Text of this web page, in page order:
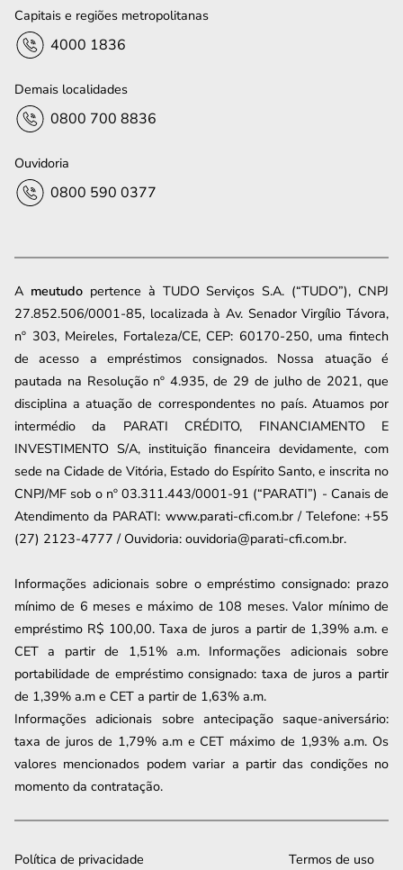
Capitais e regiões metropolitanas
4000 1836
Demais localidades
0800 700 8836
Ouvidoria
0800 590 0377
A meutudopertence à TUDO Serviços S.A. (“TUDO”), CNPJ
27.852.506/0001-85, localizada à Av. Senador Virgílio Távora,
nº 303, Meireles, Fortaleza/CE, CEP: 60170-250, uma fintech
de acesso a empréstimos consignados. Nossa atuação é
pautada na Resolução nº 4.935, de 29 de julho de 2021, que
disciplina a atuação de correspondentes no país. Atuamos por
intermédio da PARATI CRÉDITO, FINANCIAMENTO E
INVESTIMENTO S/A, instituição financeira devidamente, com
sede na Cidade de Vitória, Estado do Espírito Santo, e inscrita no
CNPJ/MF sob o nº 03.311.443/0001-91 (“PARATI”) - Canais de
Atendimento da PARATI: www.parati-cfi.com.br / Telefone: +55
(27) 2123-4777 / Ouvidoria: ouvidoria@parati-cfi.com.br.
Informações adicionais sobre o empréstimo consignado: prazo
mínimo de 6 meses e máximo de 108 meses. Valor mínimo de
empréstimo R$ 100,00. Taxa de juros a partir de 1,39% a.m. e
CET a partir de 1,51% a.m. Informações adicionais sobre
portabilidade de empréstimo consignado: taxa de juros a partir
de 1,39% a.m e CET a partir de 1,63% a.m.
Informações adicionais sobre antecipação saque-aniversário:
taxa de juros de 1,79% a.m e CET máximo de 1,93% a.m. Os
valores mencionados podem variar a partir das condições no
momento da contratação.
Política de privacidade Termos de uso